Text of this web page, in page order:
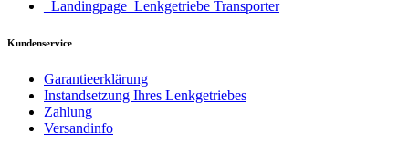
_Landingpage_Lenkgetriebe Transporter
Kundenservice
Garantieerklärung
Instandsetzung Ihres Lenkgetriebes
Zahlung
Versandinfo